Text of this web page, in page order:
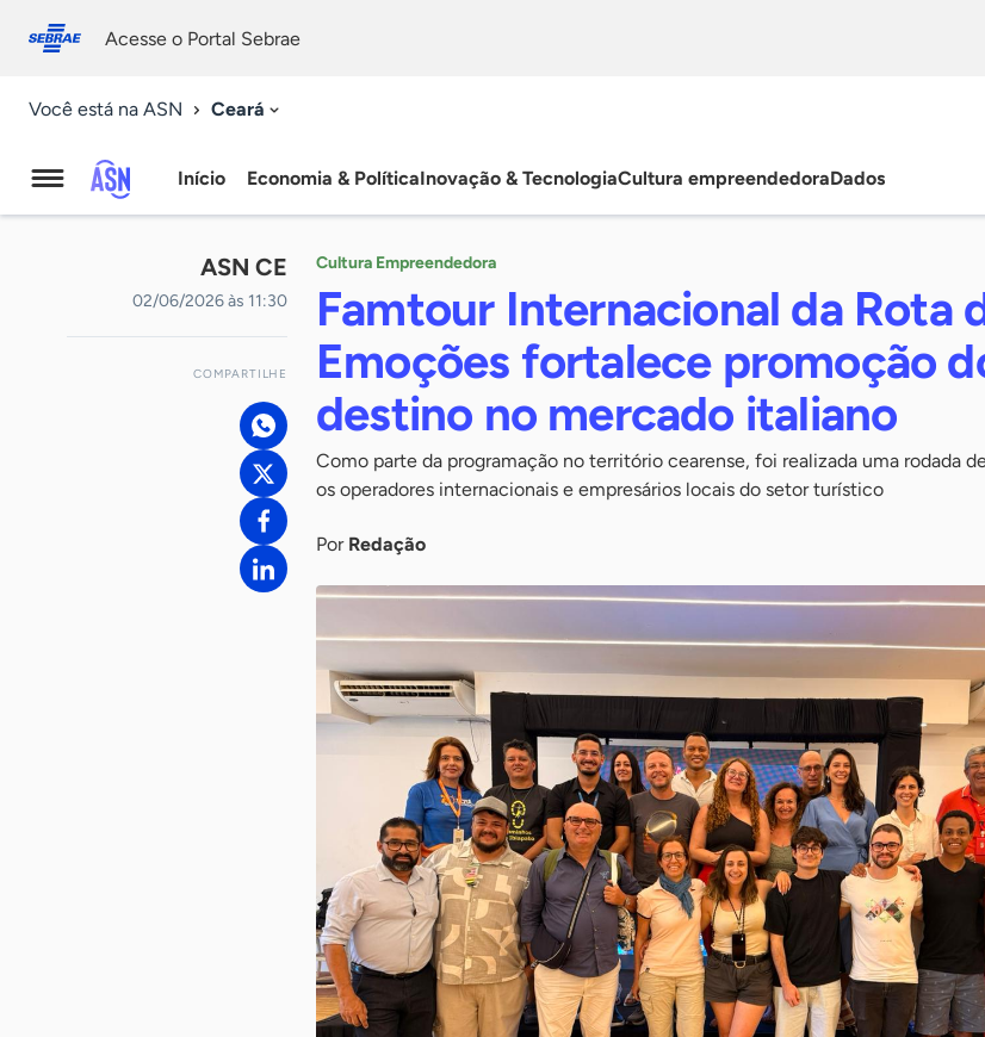
conosco
Acesse o Portal Sebrae
Você está na ASN Ceará
Agência
Sebrae
Notícias
Início Economia & PolíticaInovação & TecnologiaCultura empreendedoraDados
ASN CE
02/06/2026 às 11:30
COMPARTILHE
Cultura Empreendedora
Famtour Internacional da Rota
Emoções fortalece promoção
destino no mercado italiano
Como parte da programação no território cearense, foi realizada uma rodada
os operadores internacionais e empresários locais do setor turístico
Por Redação